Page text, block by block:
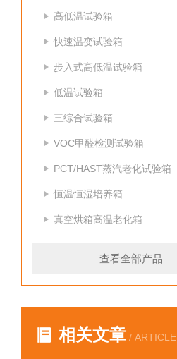
高低温试验箱
快速温变试验箱
步入式高低温试验箱
低温试验箱
三综合试验箱
VOC甲醛检测试验箱
PCT/HAST蒸汽老化试验箱
恒温恒湿培养箱
真空烘箱高温老化箱
查看全部产品
相关文章 / ARTICLE